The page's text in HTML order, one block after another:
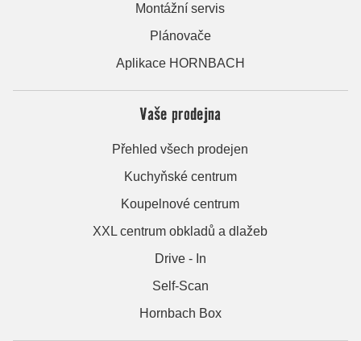
Montážní servis
Plánovače
Aplikace HORNBACH
Vaše prodejna
Přehled všech prodejen
Kuchyňské centrum
Koupelnové centrum
XXL centrum obkladů a dlažeb
Drive - In
Self-Scan
Hornbach Box